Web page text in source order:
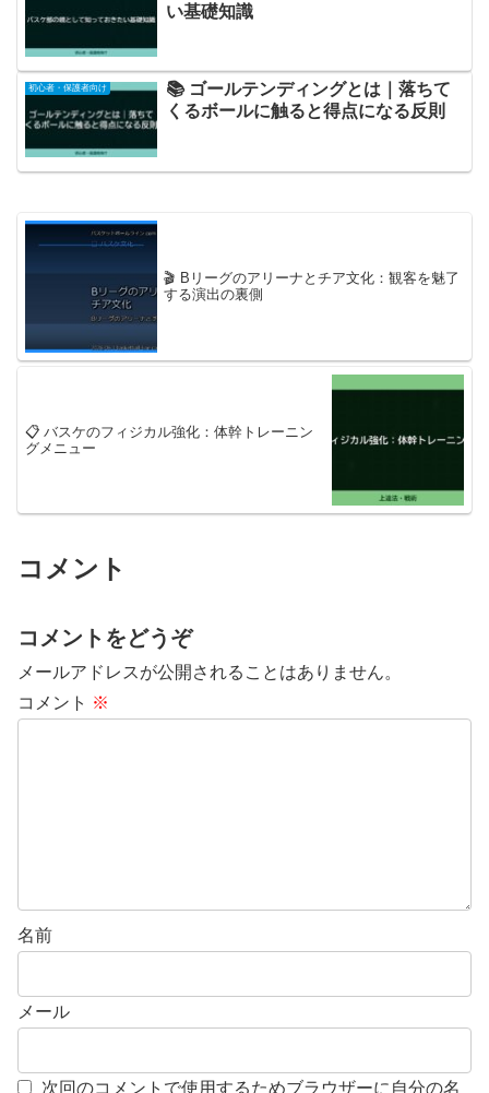
い基礎知識
初心者・保護者向け
📚 ゴールテンディングとは｜落ちて
くるボールに触ると得点になる反則
🎬 Bリーグのアリーナとチア文化：観客を魅了
する演出の裏側
📋 バスケのフィジカル強化：体幹トレーニン
グメニュー
コメント
コメントをどうぞ
メールアドレスが公開されることはありません。
コメント ※
名前
メール
次回のコメントで使用するためブラウザーに自分の名